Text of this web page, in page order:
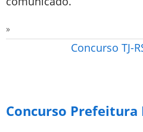
»
Concurso TJ-
Concurso Prefeitura